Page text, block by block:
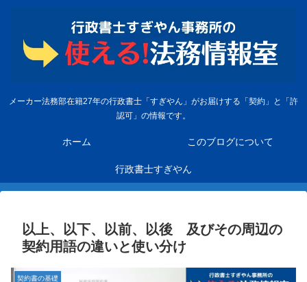
メーカー法務部在籍27年の行政書士「すぎやん」がお届けする「契約」と「許
認可」の情報です。
ホーム このブログについて
行政書士すぎやん
以上、以下、以前、以後 及びその周辺の
契約用語の違いと使い分け
契約書の基礎